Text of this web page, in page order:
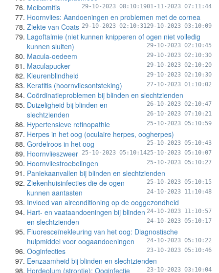
01-11-2023 07:11:44
Meibomitis 29-10-2023 08:10:19
Hoornvlies: Aandoeningen en problemen met de cornea
29-10-2023 03:10:09
Ziekte van Coats 29-10-2023 02:10:31
Lagoftalmie (niet kunnen knipperen of ogen niet volledig
kunnen sluiten)
29-10-2023 02:10:45
Macula-oedeem 29-10-2023 02:10:30
Maculapucker 29-10-2023 02:10:20
Kleurenblindheid 29-10-2023 02:10:30
Keratitis (hoornvliesontsteking) 27-10-2023 01:10:02
Coördinatieproblemen bij blinden en slechtzienden
26-10-2023 02:10:47
Duizeligheid bij blinden en
slechtzienden
26-10-2023 07:10:21
Hypertensieve retinopathie 25-10-2023 05:10:59
Herpes in het oog (oculaire herpes, oogherpes)
25-10-2023 05:10:43
Gordelroos in het oog
25-10-2023 05:10:07
Hoornvlieszweer 25-10-2023 05:10:14
Hoornvliestroebelingen 25-10-2023 05:10:27
Paniekaanvallen bij blinden en slechtzienden
25-10-2023 05:10:15
Ziekenhuisinfecties die de ogen
kunnen aantasten
24-10-2023 11:10:48
Invloed van airconditioning op de ooggezondheid
24-10-2023 11:10:57
Hart- en vaataandoeningen bij blinden
en slechtzienden
24-10-2023 05:10:17
Fluoresceïnekleuring van het oog: Diagnostische
hulpmiddel voor oogaandoeningen
24-10-2023 05:10:22
Ooginfecties 23-10-2023 05:10:46
Eenzaamheid bij blinden en slechtzienden
23-10-2023 03:10:04
Hordeolum (strontje): Ooginfectie